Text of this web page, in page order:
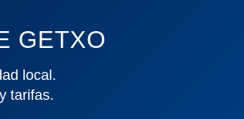
GETXO
local.
tarifas.